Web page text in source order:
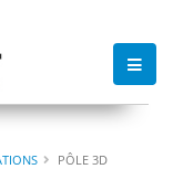
PÔLE 3D